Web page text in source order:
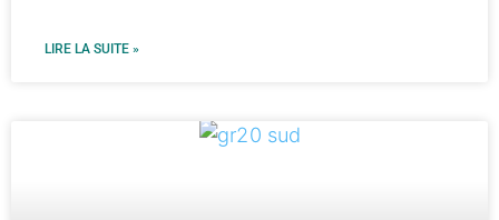
LIRE LA SUITE »